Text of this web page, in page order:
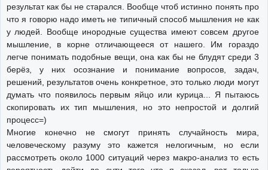
результат как бы не старался. Вообще чтоб истинно понять про
что я говорю надо иметь не типичный способ мышления не как
у людей. Вообще инородные существа имеют совсем другое
мышление, в корне отличающееся от нашего. Им гораздо
легче понимать подобные вещи, она как бы не блудят среди 3
берёз, у них осознание и понимание вопросов, задач,
решений, результатов очень конкретное, это только люди могут
думать что появилось первым яйцо или курица... Я пытаюсь
скопировать их тип мышления, но это непростой и долгий
процесс=)
Многие конечно не смогут принять случайность мира,
человеческому разуму это кажется нелогичным, но если
рассмотреть около 1000 ситуаций через макро-анализ то есть